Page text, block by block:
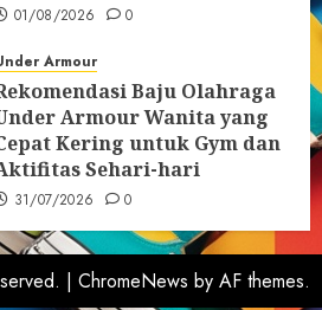
01/08/2026 0
Armour
Baju Olahraga
Armour Wanita yang
Kering untuk Gym dan
Sehari-hari
31/07/2026 0
| ChromeNews by AF themes.